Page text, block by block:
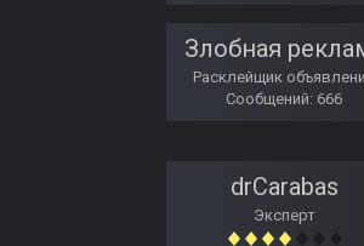
Злобная
Расклейщик
Сообщений: 666
drCarabas
Эксперт